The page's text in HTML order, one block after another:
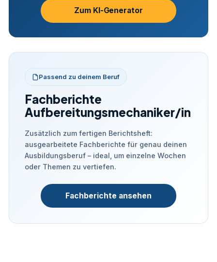
Zum KI-Generator
Passend zu deinem Beruf
Fachberichte
Aufbereitungsmechaniker/in
Zusätzlich zum fertigen Berichtsheft:
ausgearbeitete Fachberichte für genau deinen
Ausbildungsberuf – ideal, um einzelne Wochen
oder Themen zu vertiefen.
Fachberichte ansehen